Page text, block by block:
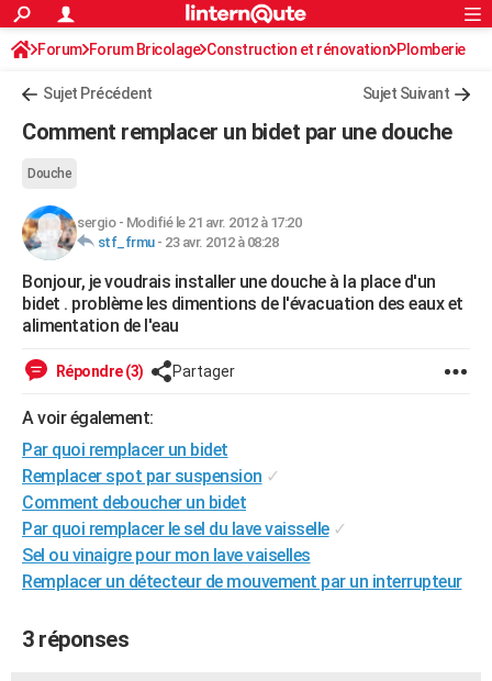
ACTUALITÉS
Politique
Société
Faits Divers
Education
Monde
Villes
+
AUTO
Essais
Réserver un essai
Citadines
Berlines
SUV
Forum auto
+HIGH-TECH
Mobiles
Meilleur smartphone
Internet
Ordinateurs
Jeux vidéo
Guide high-tech
+BRICOLAGE
Forum
Aménagement intérieur
Extérieur
Cuisine
Salle de bains
Jardinage
Rangement
Guides de France
Escapades
Patrimoine
Expositions
Musées
Week-end nature
LIFESTYLE
Art de vivre
Bien-être
Loisirs
Mode
Modes de vie
SANTE
Alimentation
Guide de la santé
Maladies
Médicaments
Sommeil
VOYAGE
Destinations
City break
Voyage nature
Voyage de noces
Forum
Climat
+PHOTO
GUIDES D'ACHAT
CARTE DE VOEUX
Rechercher
S'inscrire
Connexion
Forum Forum Bricolage Construction et rénovation Plomberie
Sujet Précédent Sujet Suivant
Comment remplacer un bidet par une douche
Douche
sergio- Modifié le 21 avr. 2012 à 17:20
stf_frmu- 23 avr. 2012 à 08:28
Bonjour, je voudrais installer une douche à la place d'un
bidet . problème les dimentions de l'évacuation des eaux et
alimentation de l'eau
Répondre (3) Partager
A voir également:
Par quoi remplacer un bidet
Remplacer spot par suspension ✓
Comment deboucher un bidet
Par quoi remplacer le sel du lave vaisselle ✓
Sel ou vinaigre pour mon lave vaiselles
Remplacer un détecteur de mouvement par un interrupteur
3 réponses